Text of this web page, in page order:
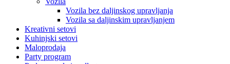
Vozila bez daljinskog upravljanja
Vozila sa daljinskim upravljanjem
Kreativni setovi
Kuhinjski setovi
Maloprodaja
Party program